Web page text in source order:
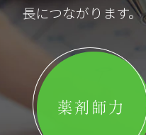
長につながります。
薬剤師力